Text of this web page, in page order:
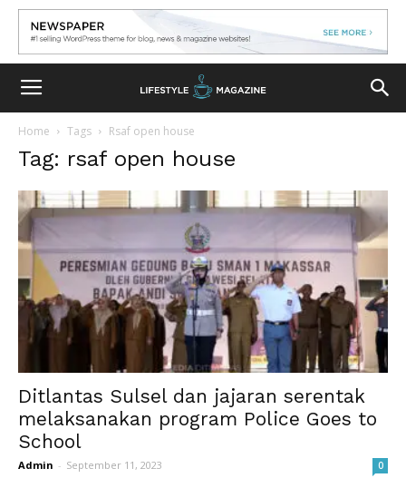
Home Tags Rsaf open house
Tag: rsaf open house
Ditlantas Sulsel dan jajaran serentak
melaksanakan program Police Goes to
School
Admin - September 11, 2023 0